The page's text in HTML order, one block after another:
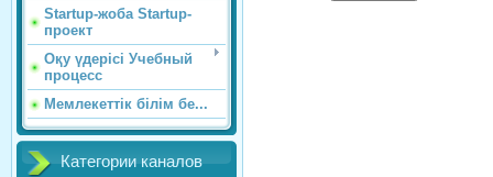
Startup-жоба Startup-
проект
Оқу үдерісі Учебный
процесс
Мемлекеттік білім бе...
Категории каналов